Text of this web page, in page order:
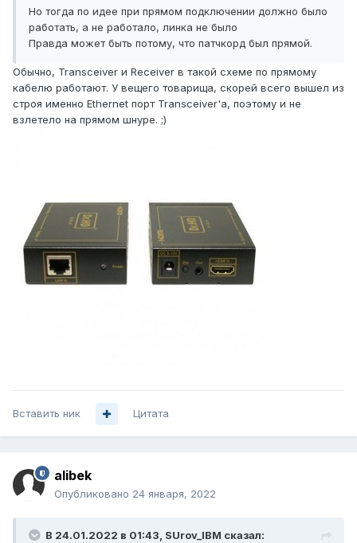
Но тогда по идее при прямом подключении должно было
работать, а не работало, линка не было
Правда может быть потому, что патчкорд был прямой.
Обычно, Transceiver и Receiver в такой схеме по прямому
кабелю работают. У вещего товарища, скорей всего вышел из
строя именно Ethernet порт Transceiver'а, поэтому и не
взлетело на прямом шнуре. ;)
Вставить ник Цитата
alibek
Опубликовано 24 января, 2022
В 24.01.2022 в 01:43, SUrov_IBM сказал: